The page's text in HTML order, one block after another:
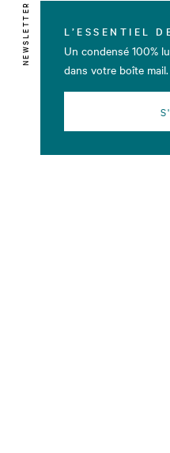
NEWSLETTER L’ESSENTIEL
Un condensé 100%
dans votre boîte